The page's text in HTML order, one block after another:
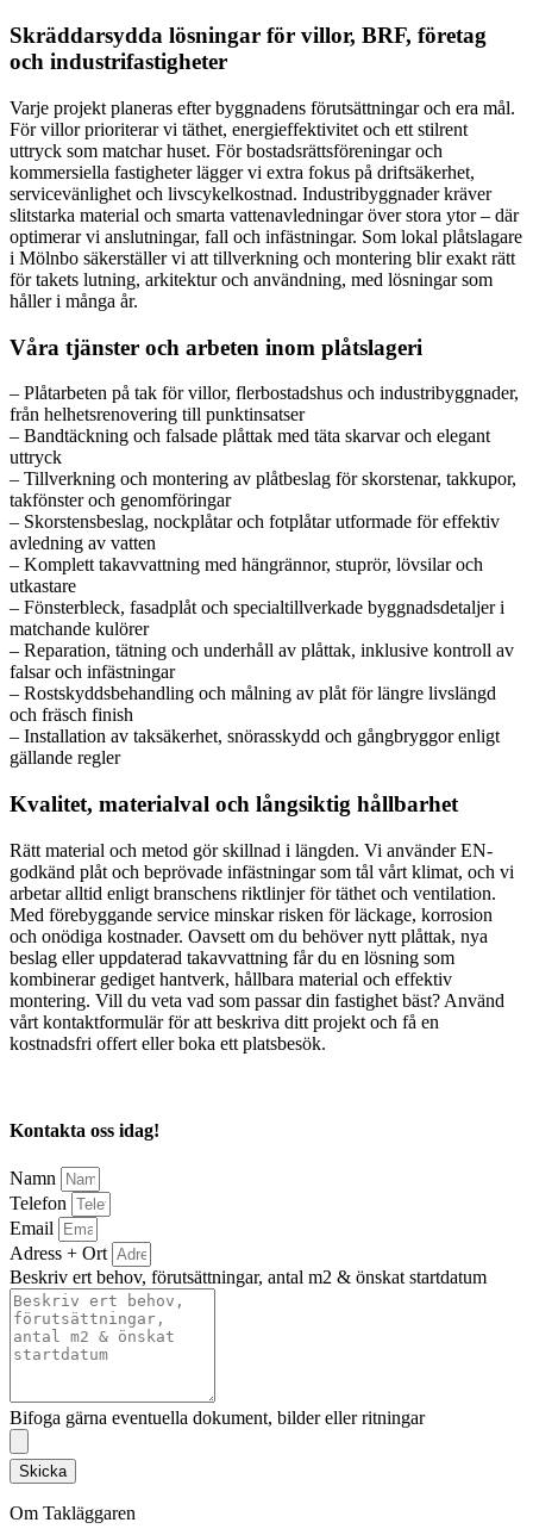
Skräddarsydda lösningar för villor, BRF, företag
och industrifastigheter
Varje projekt planeras efter byggnadens förutsättningar och era mål.
För villor prioriterar vi täthet, energieffektivitet och ett stilrent
uttryck som matchar huset. För bostadsrättsföreningar och
kommersiella fastigheter lägger vi extra fokus på driftsäkerhet,
servicevänlighet och livscykelkostnad. Industribyggnader kräver
slitstarka material och smarta vattenavledningar över stora ytor – där
optimerar vi anslutningar, fall och infästningar. Som lokal plåtslagare
i Mölnbo säkerställer vi att tillverkning och montering blir exakt rätt
för takets lutning, arkitektur och användning, med lösningar som
håller i många år.
Våra tjänster och arbeten inom plåtslageri
– Plåtarbeten på tak för villor, flerbostadshus och industribyggnader,
från helhetsrenovering till punktinsatser
– Bandtäckning och falsade plåttak med täta skarvar och elegant
uttryck
– Tillverkning och montering av plåtbeslag för skorstenar, takkupor,
takfönster och genomföringar
– Skorstensbeslag, nockplåtar och fotplåtar utformade för effektiv
avledning av vatten
– Komplett takavvattning med hängrännor, stuprör, lövsilar och
utkastare
– Fönsterbleck, fasadplåt och specialtillverkade byggnadsdetaljer i
matchande kulörer
– Reparation, tätning och underhåll av plåttak, inklusive kontroll av
falsar och infästningar
– Rostskyddsbehandling och målning av plåt för längre livslängd
och fräsch finish
– Installation av taksäkerhet, snörasskydd och gångbryggor enligt
gällande regler
Kvalitet, materialval och långsiktig hållbarhet
Rätt material och metod gör skillnad i längden. Vi använder EN-
godkänd plåt och beprövade infästningar som tål vårt klimat, och vi
arbetar alltid enligt branschens riktlinjer för täthet och ventilation.
Med förebyggande service minskar risken för läckage, korrosion
och onödiga kostnader. Oavsett om du behöver nytt plåttak, nya
beslag eller uppdaterad takavvattning får du en lösning som
kombinerar gediget hantverk, hållbara material och effektiv
montering. Vill du veta vad som passar din fastighet bäst? Använd
vårt kontaktformulär för att beskriva ditt projekt och få en
kostnadsfri offert eller boka ett platsbesök.
Kontakta oss idag!
Namn
Telefon
Email
Adress + Ort
Beskriv ert behov, förutsättningar, antal m2 & önskat startdatum
Bifoga gärna eventuella dokument, bilder eller ritningar
Skicka
Om Takläggaren